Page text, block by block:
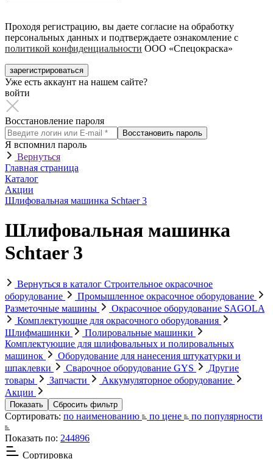
Проходя регистрацию, вы даете согласие на обработку
персональных данных и подтверждаете ознакомление с
политикой конфиденциальности ООО «Спецокраска»
зарегистрироваться
Уже есть аккаунт на нашем сайте?
войти
Восстановление пароля
Восстановить пароль
Я вспомнил пароль
Вернуться
Главная страница
Каталог
Акции
Шлифовальная машинка Schtaer 3
Шлифовальная машинка
Schtaer 3
Вернуться в каталог Строительное окрасочное
оборудование
Промышленное окрасочное оборудование
Разметочные машины
Окрасочное оборудование SAGOLA
Комплектующие для окрасочного оборудования
Шлифмашинки
Полировальные машинки
Комплектующие для шлифовальных и полировальных
машинок
Оборудование для нанесения штукатурки и
шпаклевки
Сварочное оборудование GYS
Другие
товары
Запчасти
Аккумуляторное оборудование
Акции
Сортировать: по наименованию по цене по популярности
Показать по: 244896
Сортировка